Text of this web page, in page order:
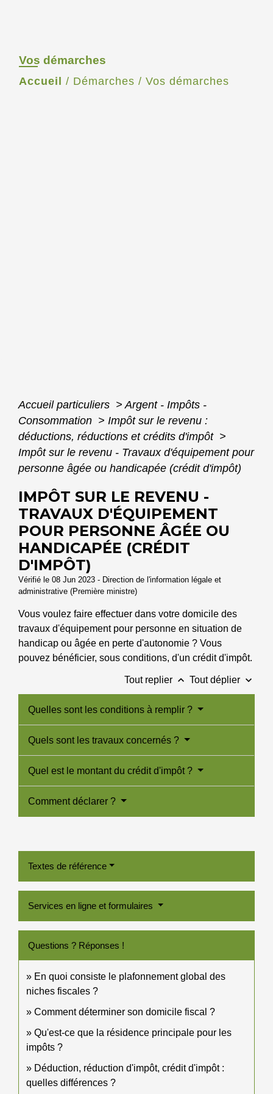
Vos démarches
Accueil / Démarches / Vos démarches
Accueil particuliers > Argent - Impôts -
Consommation > Impôt sur le revenu :
déductions, réductions et crédits d'impôt >
Impôt sur le revenu - Travaux d'équipement pour
personne âgée ou handicapée (crédit d'impôt)
IMPÔT SUR LE REVENU -
TRAVAUX D'ÉQUIPEMENT
POUR PERSONNE ÂGÉE OU
HANDICAPÉE (CRÉDIT
D'IMPÔT)
Vérifié le 08 Jun 2023 - Direction de l'information légale et
administrative (Première ministre)
Vous voulez faire effectuer dans votre domicile des
travaux d'équipement pour personne en situation de
handicap ou âgée en perte d'autonomie ? Vous
pouvez bénéficier, sous conditions, d'un crédit d'impôt.
Tout replier keyboard_arrow_up Tout déplier keyboard_arrow_down
Quelles sont les conditions à remplir ?
Quels sont les travaux concernés ?
Quel est le montant du crédit d'impôt ?
Comment déclarer ?
Textes de référence
Services en ligne et formulaires
Questions ? Réponses !
En quoi consiste le plafonnement global des
niches fiscales ?
Comment déterminer son domicile fiscal ?
Qu'est-ce que la résidence principale pour les
impôts ?
Déduction, réduction d'impôt, crédit d'impôt :
quelles différences ?